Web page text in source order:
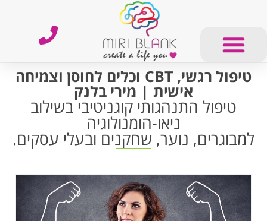
טיפול רגשי, CBT וכלים לחוסן וצמיחה
אישית | מירי בלנק
טיפול התנהגותי קוגניטיבי בשילוב
ניאו-הומנולוגיה
למבוגרים, נוער, שחקנים ובעלי עסקים.